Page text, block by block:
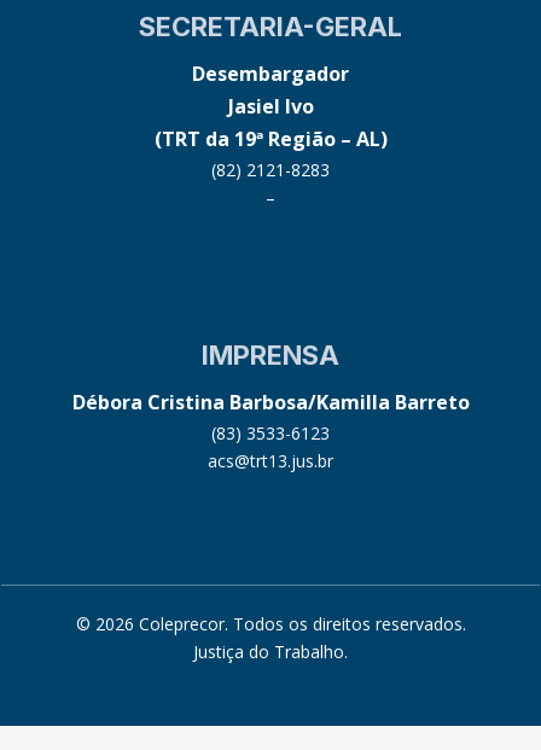
SECRETARIA-GERAL
Desembargador
Jasiel Ivo
(TRT da 19ª Região – AL)
(82) 2121-8283
–
IMPRENSA
Débora Cristina Barbosa/Kamilla Barreto
(83) 3533-6123
acs@trt13.jus.br
© 2026 Coleprecor. Todos os direitos reservados.
Justiça do Trabalho.